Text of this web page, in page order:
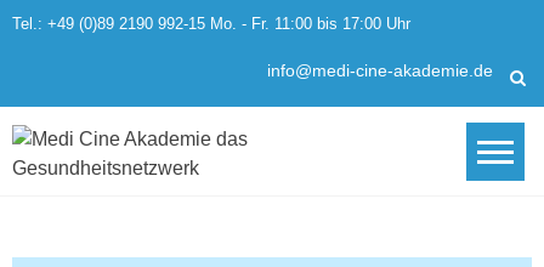
Skip
Tel.: +49 (0)89 2190 992-15 Mo. - Fr. 11:00 bis 17:00 Uhr
info@medi-cine-akademie.de